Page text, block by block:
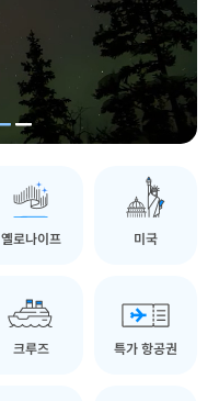
옐로나이프 미국
크루즈 특가 항공권